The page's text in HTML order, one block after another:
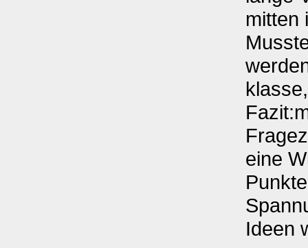
mitten
eine
Ideen